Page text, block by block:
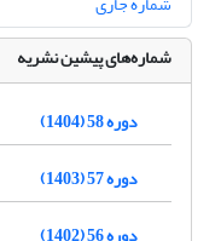
شماره‌های پیشین نشریه
دوره 58 (1404)
دوره 57 (1403)